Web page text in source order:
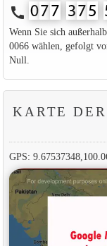
call
Wenn Sie sich
0066 wählen, gefolgt
Null.
KARTE
GPS: